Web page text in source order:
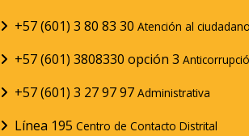
+57 (601) 3 80 83 30 Atención al
+57 (601) 3808330 opción 3
+57 (601) 3 27 97 97 Administrativa
Línea 195 Centro de Contacto Distrital